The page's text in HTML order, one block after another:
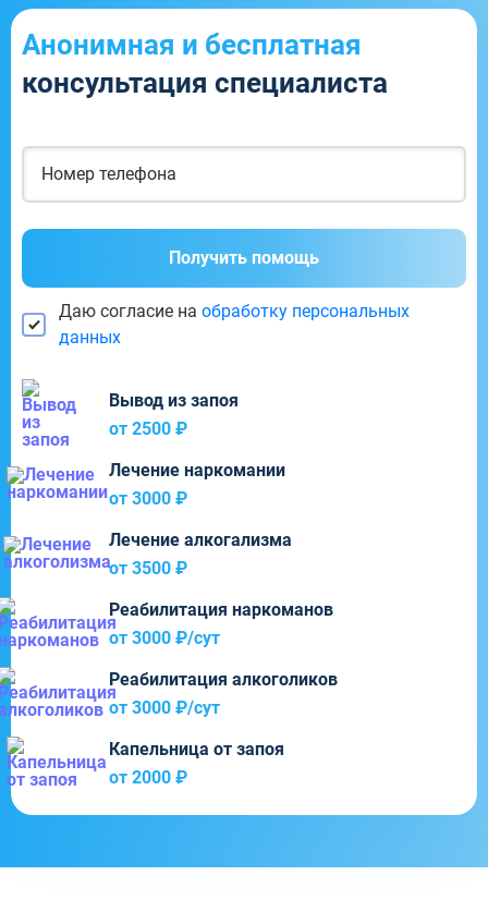
Анонимная и бесплатная
консультация специалиста
Получить помощь
Даю согласие на обработку персональных
данных
Вывод из запоя
от 2500 ₽
Лечение наркомании
от 3000 ₽
Лечение алкогализма
от 3500 ₽
Реабилитация наркоманов
от 3000 ₽/cут
Реабилитация алкоголиков
от 3000 ₽/cут
Капельница от запоя
от 2000 ₽